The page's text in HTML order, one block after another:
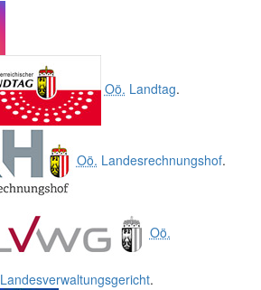
Oö. Landtag.
Oö. Landesrechnungshof.
Oö.
Landesverwaltungsgericht.